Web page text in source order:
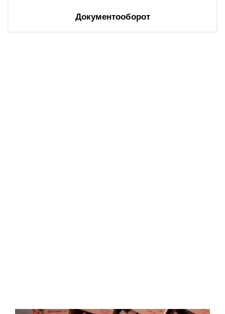
Документооборот